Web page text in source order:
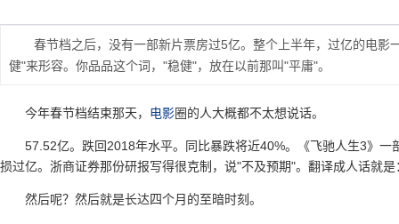
春节档之后，没有一部新片票房过5亿。整个上半年，过亿的电
健"来形容。你品品这个词，"稳健"，放在以前那叫"平庸"。
今年春节档结束那天， 电影圈的人大概都不太想说话。
57.52亿。跌回2018年水平。同比暴跌将近40%。《飞驰人生3》
损过亿。浙商证券那份研报写得很克制，说"不及预期"。翻译成人话就是
然后呢？然后就是长达四个月的至暗时刻。